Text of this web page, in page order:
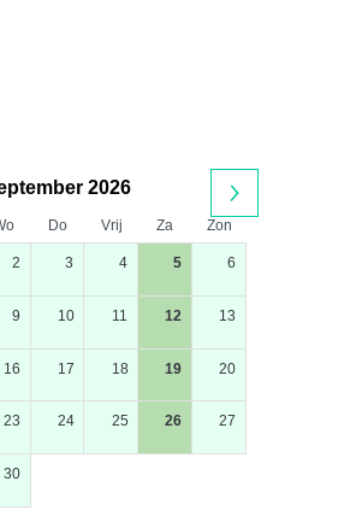
2026
Do Vrij Za Zon
2 3 4 5 6
9 10 11 12 13
16 17 18 19 20
23 24 25 26 27
30